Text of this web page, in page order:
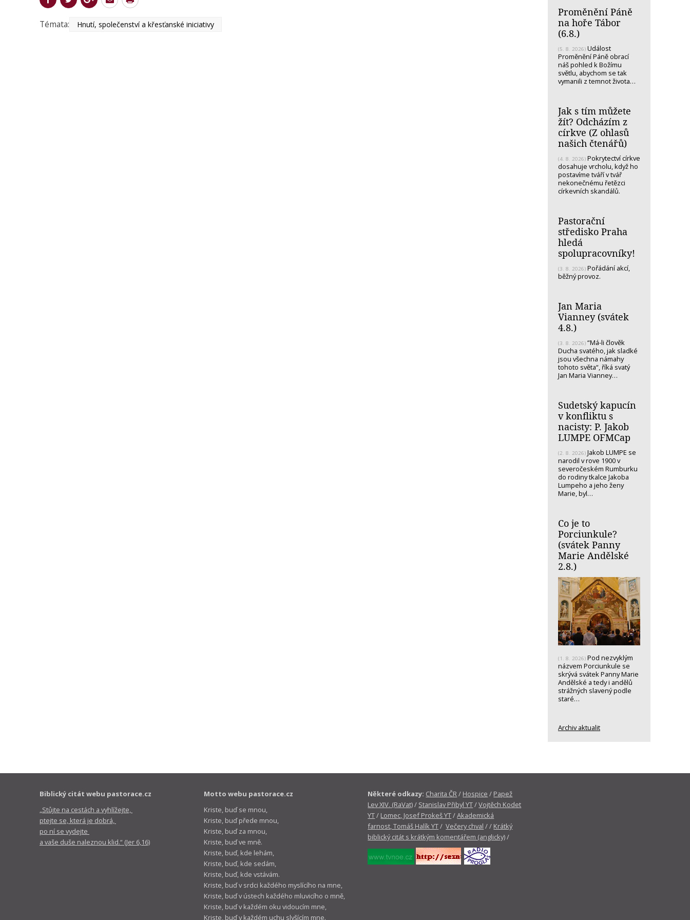
Témata: Hnutí, společenství a křesťanské iniciativy
Proměnění Páně
na hoře Tábor
(6.8.)
(5. 8. 2026) Událost
Proměnění Páně obrací
náš pohled k Božímu
světlu, abychom se tak
vymanili z temnot života…
Jak s tím můžete
žít? Odcházím z
církve (Z ohlasů
našich čtenářů)
(4. 8. 2026) Pokrytectví církve
dosahuje vrcholu, když ho
postavíme tváří v tvář
nekonečnému řetězci
církevních skandálů.
Pastorační
středisko Praha
hledá
spolupracovníky!
(3. 8. 2026) Pořádání akcí,
běžný provoz.
Jan Maria
Vianney (svátek
4.8.)
(3. 8. 2026) “Má-li člověk
Ducha svatého, jak sladké
jsou všechna námahy
tohoto světa“, říká svatý
Jan Maria Vianney…
Sudetský kapucín
v konfliktu s
nacisty: P. Jakob
LUMPE OFMCap
(2. 8. 2026) Jakob LUMPE se
narodil v rove 1900 v
severočeském Rumburku
do rodiny tkalce Jakoba
Lumpeho a jeho ženy
Marie, byl…
Co je to
Porciunkule?
(svátek Panny
Marie Andělské
2.8.)
(1. 8. 2026) Pod nezvyklým
názvem Porciunkule se
skrývá svátek Panny Marie
Andělské a tedy i andělů
strážných slavený podle
staré…
Archiv aktualit
Biblický citát webu pastorace.cz
„Stůjte na cestách a vyhlížejte,
ptejte se, která je dobrá,
po ní se vydejte
a vaše duše naleznou klid.“ (Jer 6,16)
Motto webu pastorace.cz
Kriste, buď se mnou,
Kriste, buď přede mnou,
Kriste, buď za mnou,
Kriste, buď ve mně.
Kriste, buď, kde lehám,
Kriste, buď, kde sedám,
Kriste, buď, kde vstávám.
Kriste, buď v srdci každého myslícího na mne,
Kriste, buď v ústech každého mluvicího o mně,
Kriste, buď v každém oku vidoucím mne,
Kriste, buď v každém uchu slyšícím mne.
Některé odkazy: Charita ČR/ Hospice / Papež
Lev XIV. (RaVat)/ Stanislav Přibyl YT/Vojtěch Kodet
YT/ Lomec, Josef Prokeš YT/Akademická
farnost, Tomáš Halík YT/Večery chval / / Krátký
biblický citát s krátkým komentářem (anglicky)/